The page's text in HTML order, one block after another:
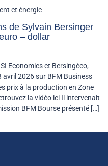
et énergie
de Sylvain Bersinger
– dollar
Economics et Bersingéco,
avril 2026 sur BFM Business
prix à la production en Zone
la vidéo ici Il intervenait
BFM Bourse présenté […]